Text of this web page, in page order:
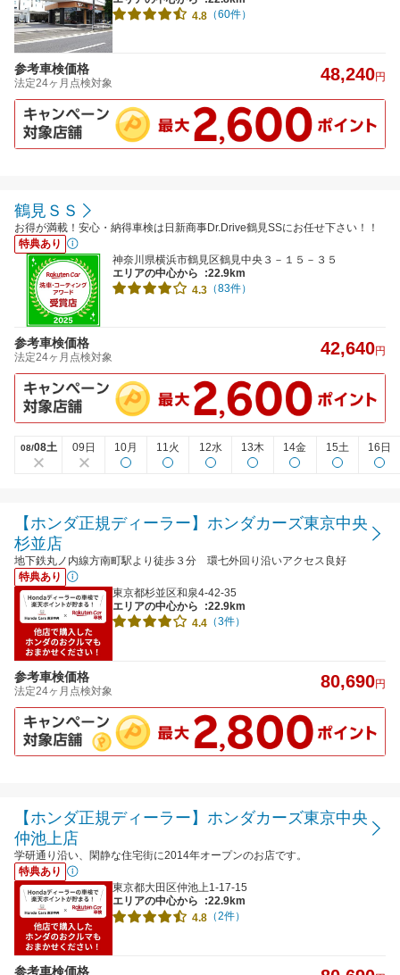
4.8 （60件）
参考車検価格
法定24ヶ月点検対象 48,240円
鶴見ＳＳ
お得が満載！安心・納得車検は日新商事Dr.Drive鶴見SSにお任せ下さい！！
特典あり
神奈川県横浜市鶴見区鶴見中央３－１５－３５
エリアの中心から
:22.9km
4.3 （83件）
参考車検価格
法定24ヶ月点検対象 42,640円
08/08土 09日 10月 11火 12水 13木 14金 15土 16日
【ホンダ正規ディーラー】ホンダカーズ東京中央
杉並店
地下鉄丸ノ内線方南町駅より徒歩３分 環七外回り沿いアクセス良好
特典あり
東京都杉並区和泉4-42-35
エリアの中心から
:22.9km
4.4 （3件）
参考車検価格
法定24ヶ月点検対象 80,690円
【ホンダ正規ディーラー】ホンダカーズ東京中央
仲池上店
学研通り沿い、閑静な住宅街に2014年オープンのお店です。
特典あり
東京都大田区仲池上1-17-15
エリアの中心から
:22.9km
4.8 （2件）
参考車検価格